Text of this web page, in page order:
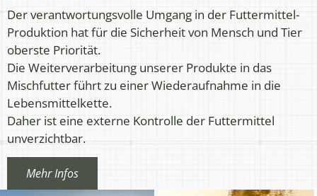
Der verantwortungsvolle Umgang in der Futtermittel-
Produktion hat für die Sicherheit von Mensch und Tier
oberste Priorität.
Die Weiterverarbeitung unserer Produkte in das
Mischfutter führt zu einer Wiederaufnahme in die
Lebensmittelkette.
Daher ist eine externe Kontrolle der Futtermittel
unverzichtbar.
Mehr Infos